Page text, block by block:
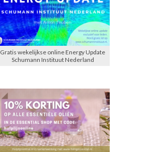
Gratis wekelijkse online Energy Update
Schumann Instituut Nederland